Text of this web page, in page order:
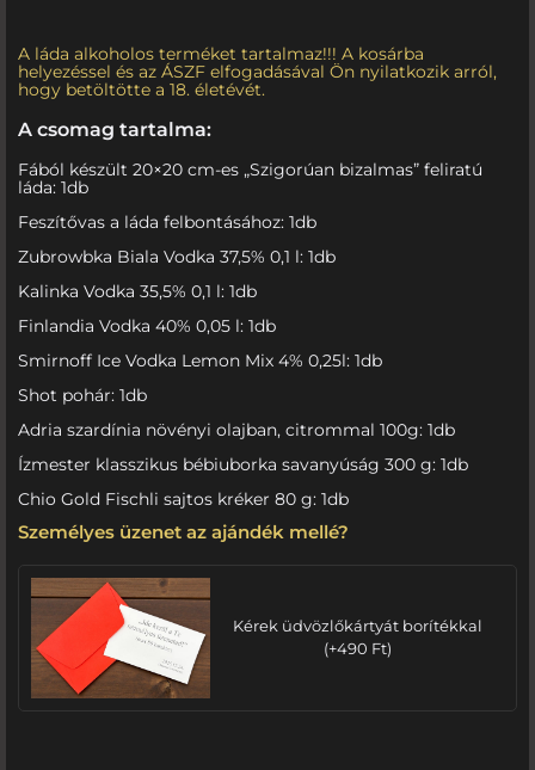
A láda alkoholos terméket tartalmaz!!! A kosárba
helyezéssel és az ÁSZF elfogadásával Ön nyilatkozik arról,
hogy betöltötte a 18. életévét.
A csomag tartalma:
Fából készült 20×20 cm-es „Szigorúan bizalmas” feliratú
láda: 1db
Feszítővas a láda felbontásához: 1db
Zubrowbka Biala Vodka 37,5% 0,1 l: 1db
Kalinka Vodka 35,5% 0,1 l: 1db
Finlandia Vodka 40% 0,05 l: 1db
Smirnoff Ice Vodka Lemon Mix 4% 0,25l: 1db
Shot pohár: 1db
Adria szardínia növényi olajban, citrommal 100g: 1db
Ízmester klasszikus bébiuborka savanyúság 300 g: 1db
Chio Gold Fischli sajtos kréker 80 g: 1db
Személyes üzenet az ajándék mellé?
Kérek üdvözlőkártyát borítékkal
(+490 Ft)